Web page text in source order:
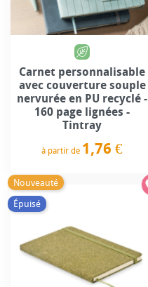
Carnet personnalisable
avec couverture souple
nervurée en PU recyclé -
160 page lignées -
Tintray
à partir de 1,76 €
Nouveauté
Épuisé